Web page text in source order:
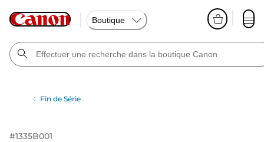
Boutique
Fin de Série
#1335B001